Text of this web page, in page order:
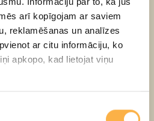
arī kopīgojam ar saviem
reklamēšanas un analīzes
ar citu informāciju, ko
apkopo, kad lietojat viņu
caur bērna uztveri
tīrīšanu. Pāri visam - pirmais
un šo prieku arī
meklējot, kā mums